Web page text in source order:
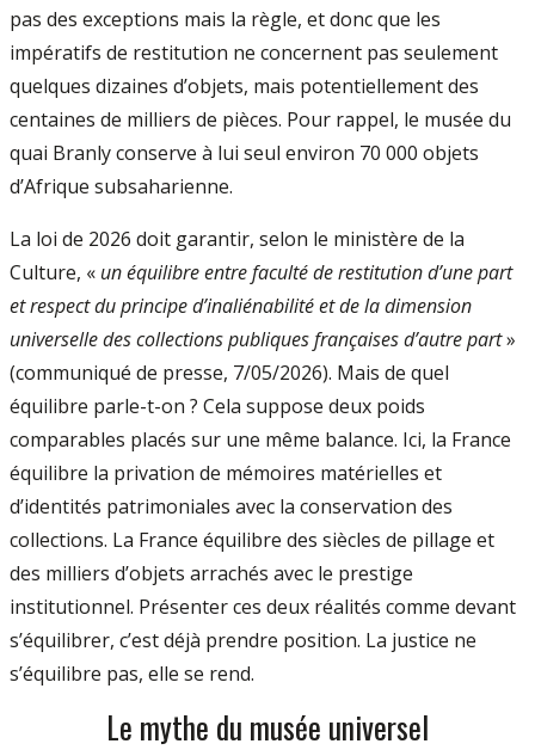
pas des exceptions mais la règle, et donc que les
impératifs de restitution ne concernent pas seulement
quelques dizaines d’objets, mais potentiellement des
centaines de milliers de pièces. Pour rappel, le musée du
quai Branly conserve à lui seul environ 70 000 objets
d’Afrique subsaharienne.
La loi de 2026 doit garantir, selon le ministère de la
Culture, « un équilibre entre faculté de restitution d’une part
et respect du principe d’inaliénabilité et de la dimension
universelle des collections publiques françaises d’autre part»
(communiqué de presse, 7/05/2026). Mais de quel
équilibre parle-t-on ? Cela suppose deux poids
comparables placés sur une même balance. Ici, la France
équilibre la privation de mémoires matérielles et
d’identités patrimoniales avec la conservation des
collections. La France équilibre des siècles de pillage et
des milliers d’objets arrachés avec le prestige
institutionnel. Présenter ces deux réalités comme devant
s’équilibrer, c’est déjà prendre position. La justice ne
s’équilibre pas, elle se rend.
Le mythe du musée universel